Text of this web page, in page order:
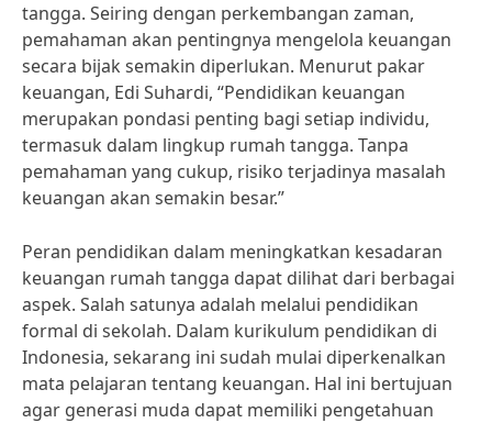
tangga. Seiring dengan perkembangan zaman,
pemahaman akan pentingnya mengelola keuangan
secara bijak semakin diperlukan. Menurut pakar
keuangan, Edi Suhardi, “Pendidikan keuangan
merupakan pondasi penting bagi setiap individu,
termasuk dalam lingkup rumah tangga. Tanpa
pemahaman yang cukup, risiko terjadinya masalah
keuangan akan semakin besar.”
Peran pendidikan dalam meningkatkan kesadaran
keuangan rumah tangga dapat dilihat dari berbagai
aspek. Salah satunya adalah melalui pendidikan
formal di sekolah. Dalam kurikulum pendidikan di
Indonesia, sekarang ini sudah mulai diperkenalkan
mata pelajaran tentang keuangan. Hal ini bertujuan
agar generasi muda dapat memiliki pengetahuan